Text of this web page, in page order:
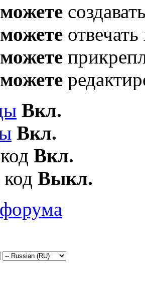
Вкл.
Вкл.
код Вкл.
Выкл.